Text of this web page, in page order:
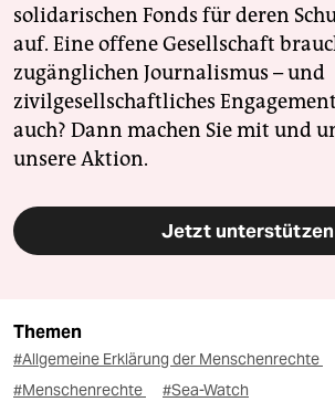
solidarischen Fonds für deren
auf. Eine offene Gesellschaft
zugänglichen Journalismus – und
zivilgesellschaftliches
auch? Dann machen Sie mit und
unsere Aktion.
Jetzt unterstützen
Themen
#Allgemeine Erklärung der Menschenrechte
#Menschenrechte
#Sea-Watch